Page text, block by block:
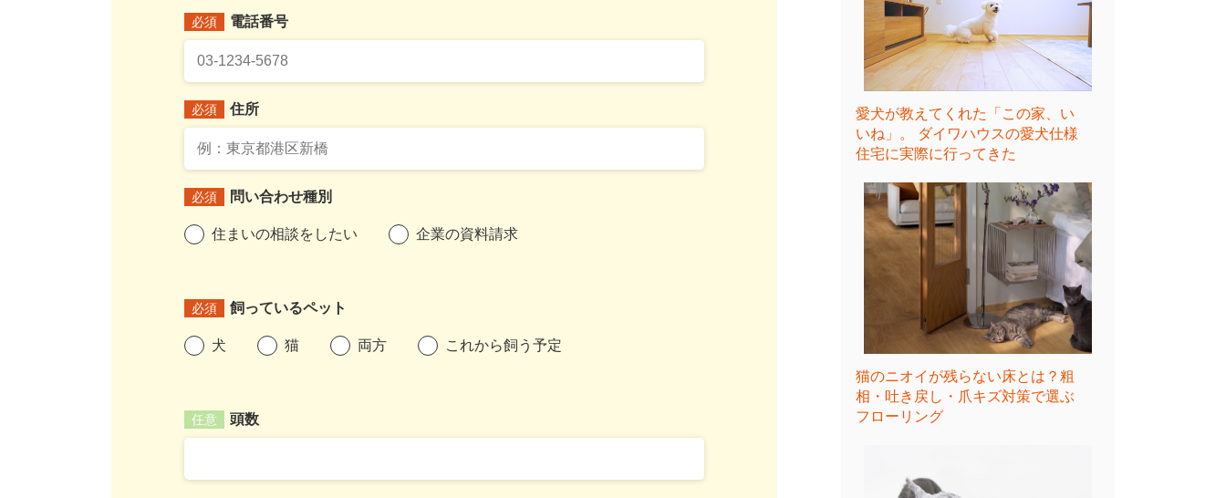
必須 電話番号
必須 住所
必須 問い合わせ種別
住まいの相談をしたい 企業の資料請求
必須 飼っているペット
犬 猫 両方 これから飼う予定
任意 頭数
愛犬が教えてくれた「この家、い
いね」。 ダイワハウスの愛犬仕様
住宅に実際に行ってきた
猫のニオイが残らない床とは？粗
相・吐き戻し・爪キズ対策で選ぶ
フローリング